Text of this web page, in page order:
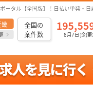
ータル【全国版】！日払い単発・
全国の
案件数
8月7日(金)更